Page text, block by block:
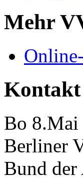
Mehr
Kontakt
Bo 8.Mai
Berliner
Bund